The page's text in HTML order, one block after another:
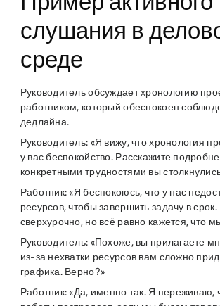
слушания в
среде
Руководитель обсуждает хронологию
работником, который обеспокоен
дедлайна.
Руководитель: «Я вижу, что хронология
у вас беспокойство. Расскажите
конкретными трудностями вы
Работник: «Я беспокоюсь, что у нас
ресурсов, чтобы завершить задачу в
сверхурочно, но всё равно кажется, что
Руководитель: «Похоже, вы прилагаете
из-за нехватки ресурсов вам сложно
графика. Верно?»
Работник: «Да, именно так. Я переживаю,